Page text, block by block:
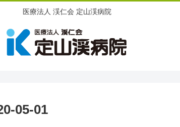
医療法人 渓仁会 定山渓病院
05-01